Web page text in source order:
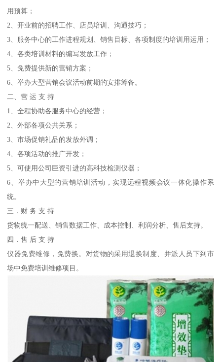
用预算；
2、开业前的招聘工作、店员培训、沟通技巧；
3、服务中心的工作进程规划、销售目标、各项制度的培训用运用；
4、各类培训材料的编写发放工作；
5、免费提供新的营销方案；
6、举办大型营销会议活动前期的安排筹备。
二、营 运 支 持
1、全程协助各服务中心的经营；
2、外部各项公共关系；
3、市场促销礼品的发放外调；
4、各项活动的推广开发；
5、可使用公司巨资引进的高科技检测仪器；
6、举办中大型的营销培训活动，实现远程视频会议一体化操作系
统。
三．财 务 支 持
货物统一配送、销售数据工作、成本控制、利润分析、售后支持。
四．售 后 支 持
仪器免费维修，免费换。对货物的采用退换制度、并派人员下到市
场中免费培训维修项目。